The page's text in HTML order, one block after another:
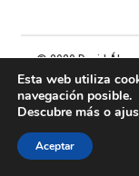
© 2020 David
Esta web utiliza
navegación posible.
Descubre más o
Aceptar